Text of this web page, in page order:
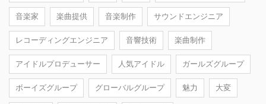
音楽家 楽曲提供 音楽制作 サウンドエンジニア
レコーディングエンジニア 音響技術 楽曲制作
アイドルプロデューサー 人気アイドル ガールズグループ
ボーイズグループ グローバルグループ 魅力 大変